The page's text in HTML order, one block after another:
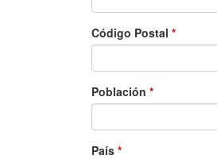
Código Postal *
Población *
País *